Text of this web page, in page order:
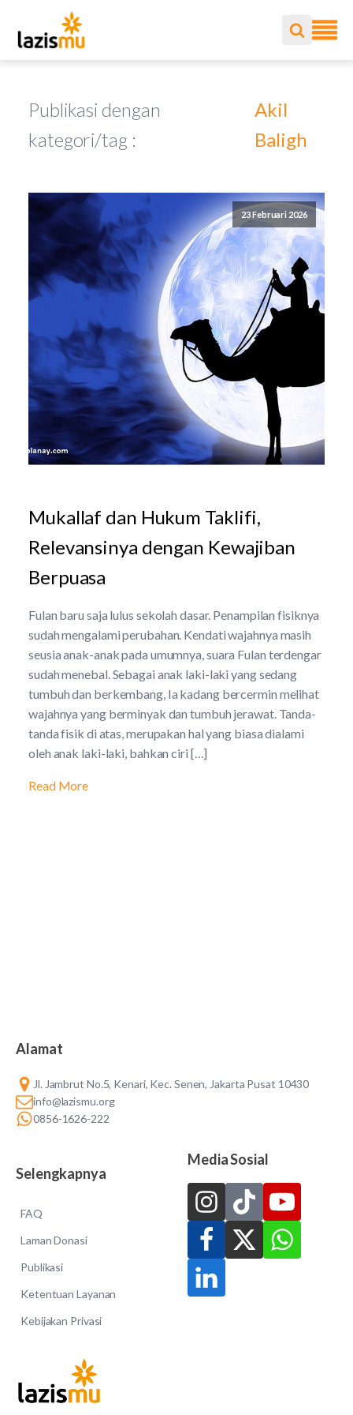
Publikasi dengan
kategori/tag :
Akil
Baligh
23 Februari 2026
Mukallaf dan Hukum Taklifi,
Relevansinya dengan Kewajiban
Berpuasa
Fulan baru saja lulus sekolah dasar. Penampilan fisiknya
sudah mengalami perubahan. Kendati wajahnya masih
seusia anak-anak pada umumnya, suara Fulan terdengar
sudah menebal. Sebagai anak laki-laki yang sedang
tumbuh dan berkembang, Ia kadang bercermin melihat
wajahnya yang berminyak dan tumbuh jerawat. Tanda-
tanda fisik di atas, merupakan hal yang biasa dialami
oleh anak laki-laki, bahkan ciri […]
Read More
Alamat
Jl. Jambrut No.5, Kenari, Kec. Senen, Jakarta Pusat 10430
info@lazismu.org
0856-1626-222
Selengkapnya
FAQ
Laman Donasi
Publikasi
Ketentuan Layanan
Kebijakan Privasi
Media Sosial